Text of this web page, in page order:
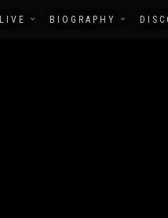
LIVE BIOGRAPHY